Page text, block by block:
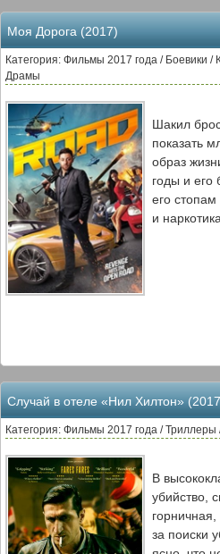
Моя Дорога (2017)
Категория: Фильмы 2017 года / Боевики
Драмы
Шакил
показать
образ
годы и его
его стопам
и
Случай в отеле «Нил Хилтон»
Категория: Фильмы 2017 года /
В
убийство,
за поиски